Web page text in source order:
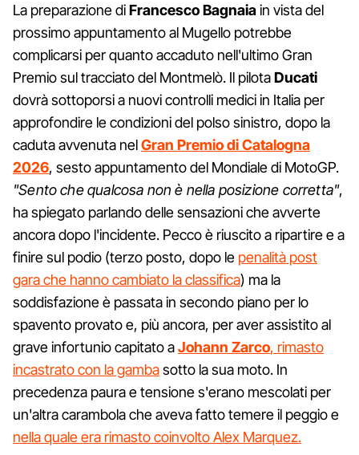
La preparazione diFrancesco Bagnaiain vista del
prossimo appuntamento al Mugello potrebbe
complicarsi per quanto accaduto nell'ultimo Gran
Premio sul tracciato del Montmelò. Il pilotaDucati
dovrà sottoporsi a nuovi controlli medici in Italia per
approfondire le condizioni del polso sinistro, dopo la
caduta avvenuta nelGran Premio di Catalogna
2026, sesto appuntamento del Mondiale di MotoGP.
"Sento che qualcosa non è nella posizione corretta",
ha spiegato parlando delle sensazioni che avverte
ancora dopo l'incidente. Pecco è riuscito a ripartire e a
finire sul podio (terzo posto, dopo le penalità post
gara che hanno cambiato la classifica) ma la
soddisfazione è passata in secondo piano per lo
spavento provato e, più ancora, per aver assistito al
grave infortunio capitato aJohann Zarco, rimasto
incastrato con la gambasotto la sua moto. In
precedenza paura e tensione s'erano mescolati per
un'altra carambola che aveva fatto temere il peggio e
nella quale era rimasto coinvolto Alex Marquez.